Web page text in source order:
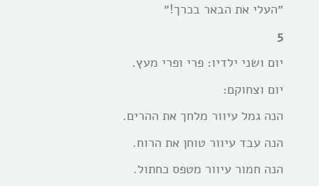
״העלי את הבאר בכרך!״
5
יום ושני ילדיו: פרי ופרי מעץ.
יום וצחוקם:
הנה גמל עיוור מלחך את ההרים.
הנה עבד עיוור טוחן את הרוח.
הנה חמור עיוור מטפס כחתול.